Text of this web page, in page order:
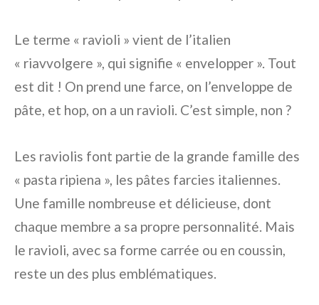
Le terme « ravioli » vient de l’italien
« riavvolgere », qui signifie « envelopper ». Tout
est dit ! On prend une farce, on l’enveloppe de
pâte, et hop, on a un ravioli. C’est simple, non ?
Les raviolis font partie de la grande famille des
« pasta ripiena », les pâtes farcies italiennes.
Une famille nombreuse et délicieuse, dont
chaque membre a sa propre personnalité. Mais
le ravioli, avec sa forme carrée ou en coussin,
reste un des plus emblématiques.